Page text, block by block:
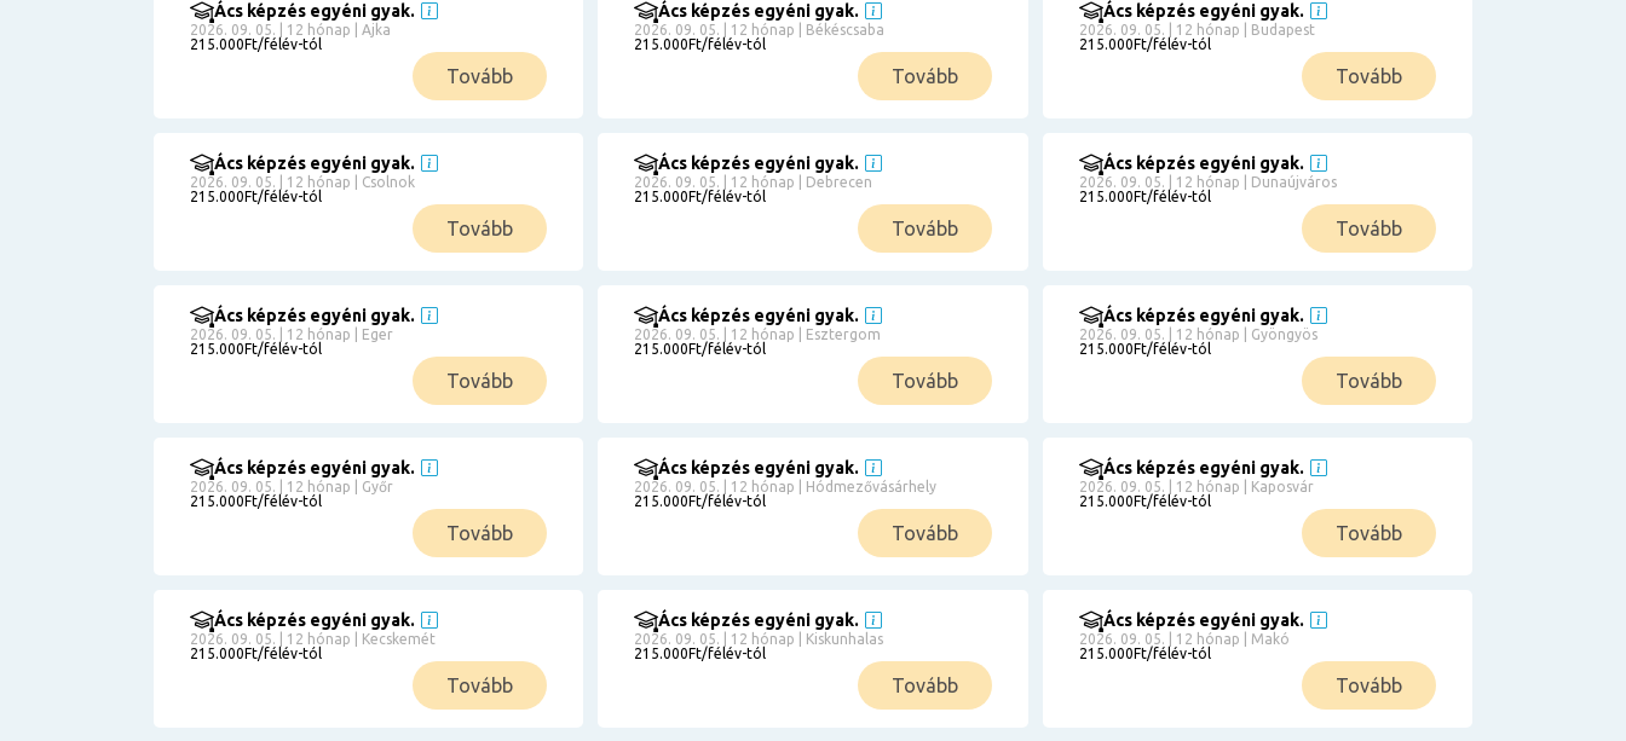
Szűrés
Érettségi
Részletfizetéssel
Ács képzés egyéni gyak.
2026. 09. 05. | 12 hónap | Ajka
215.000Ft/félév-tól
Tovább
Ács képzés egyéni gyak.
2026. 09. 05. | 12 hónap | Békéscsaba
215.000Ft/félév-tól
Tovább
Ács képzés egyéni gyak.
2026. 09. 05. | 12 hónap | Budapest
215.000Ft/félév-tól
Tovább
Ács képzés egyéni gyak.
2026. 09. 05. | 12 hónap | Csolnok
215.000Ft/félév-tól
Tovább
Ács képzés egyéni gyak.
2026. 09. 05. | 12 hónap | Debrecen
215.000Ft/félév-tól
Tovább
Ács képzés egyéni gyak.
2026. 09. 05. | 12 hónap | Dunaújváros
215.000Ft/félév-tól
Tovább
Ács képzés egyéni gyak.
2026. 09. 05. | 12 hónap | Eger
215.000Ft/félév-tól
Tovább
Ács képzés egyéni gyak.
2026. 09. 05. | 12 hónap | Esztergom
215.000Ft/félév-tól
Tovább
Ács képzés egyéni gyak.
2026. 09. 05. | 12 hónap | Gyöngyös
215.000Ft/félév-tól
Tovább
Ács képzés egyéni gyak.
2026. 09. 05. | 12 hónap | Győr
215.000Ft/félév-tól
Tovább
Ács képzés egyéni gyak.
2026. 09. 05. | 12 hónap | Hódmezővásárhely
215.000Ft/félév-tól
Tovább
Ács képzés egyéni gyak.
2026. 09. 05. | 12 hónap | Kaposvár
215.000Ft/félév-tól
Tovább
Ács képzés egyéni gyak.
2026. 09. 05. | 12 hónap | Kecskemét
215.000Ft/félév-tól
Tovább
Ács képzés egyéni gyak.
2026. 09. 05. | 12 hónap | Kiskunhalas
215.000Ft/félév-tól
Tovább
Ács képzés egyéni gyak.
2026. 09. 05. | 12 hónap | Makó
215.000Ft/félév-tól
Tovább